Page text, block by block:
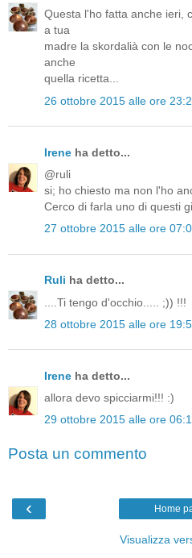
Questa l'ho fatta anche ieri,
a tua
madre la skordalià con le
anche
quella ricetta...
26 ottobre 2015 alle ore
Irene ha detto...
@ruli
si; ho chiesto ma non l'ho
Cerco di farla uno di questi
27 ottobre 2015 alle ore
Ruli ha detto...
....Ti tengo d'occhio..... ;)) !!!
28 ottobre 2015 alle ore
Irene ha detto...
allora devo spicciarmi!!! :)
29 ottobre 2015 alle ore
Posta un commento
‹ Home
Visualizza